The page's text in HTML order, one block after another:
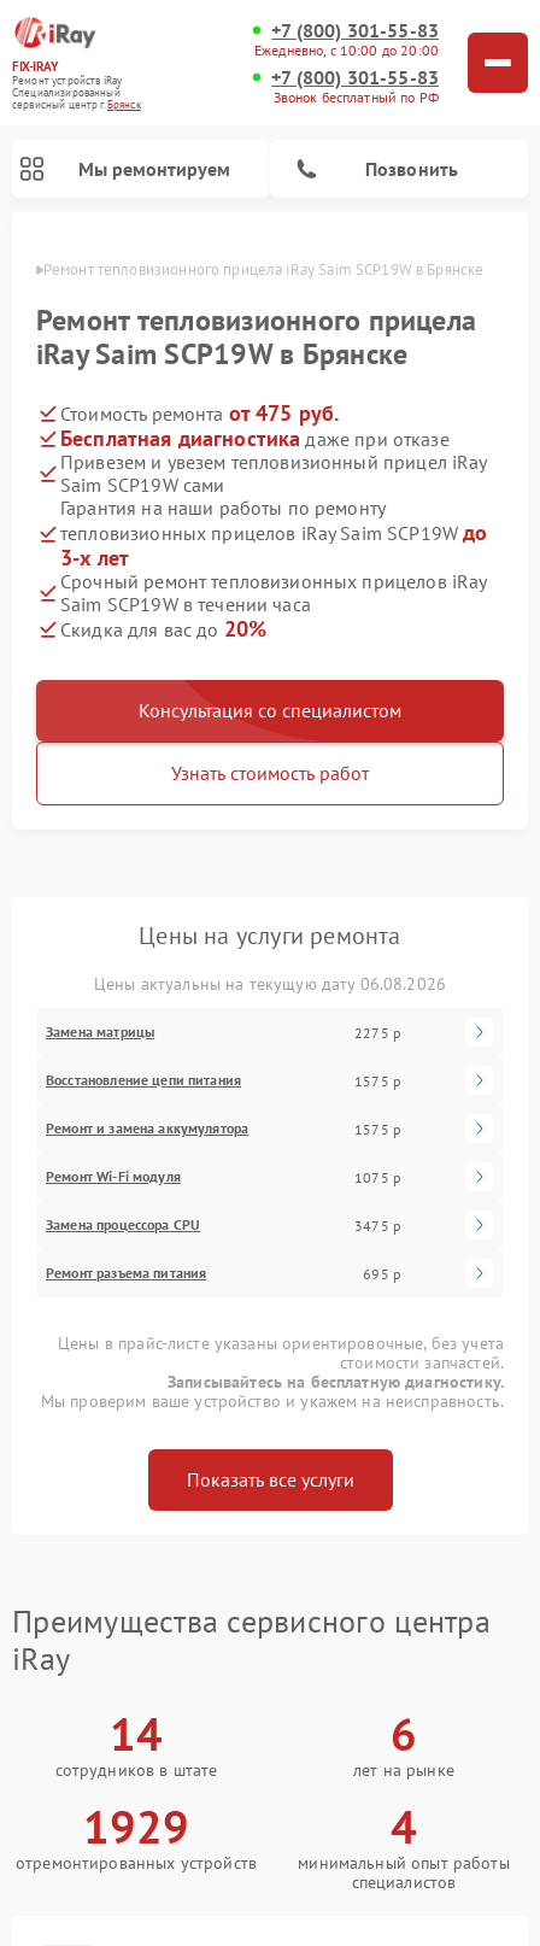
FIX-IRAY
Ремонт устройств iRay
Специализированный
cервисный центр г.Брянск
+7 (800) 301-55-83
Ежедневно, с 10:00 до 20:00
+7 (800) 301-55-83
Звонок бесплатный по РФ
Мы ремонтируем Позвонить
Ремонт тепловизионного прицела iRay Saim SCP19W в Брянске
Ремонт тепловизионного прицела
iRay Saim SCP19W в Брянске
Стоимость ремонта от 475 руб.
Бесплатная диагностика даже при отказе
Привезем и увезем тепловизионный прицел iRay
Saim SCP19W сами
Гарантия на наши работы по ремонту
тепловизионных прицелов iRay Saim SCP19Wдо
3-х лет
Срочный ремонт тепловизионных прицелов iRay
Saim SCP19W в течении часа
Скидка для вас до 20%
Консультация со специалистом
Узнать стоимость работ
Цены на услуги ремонта
Цены актуальны на текущую дату 06.08.2026
Замена матрицы 2275 р
Восстановление цепи питания 1575 р
Ремонт и замена аккумулятора 1575 р
Ремонт Wi-Fi модуля 1075 р
Замена процессора CPU 3475 р
Ремонт разъема питания 695 р
Цены в прайс-листе указаны ориентировочные, без учета
стоимости запчастей.
Записывайтесь на бесплатную диагностику.
Мы проверим ваше устройство и укажем на неисправность.
Показать все услуги
Преимущества сервисного центра
iRay
14
сотрудников в штате
6
лет на рынке
1929
отремонтированных устройств
4
минимальный опыт работы
специалистов